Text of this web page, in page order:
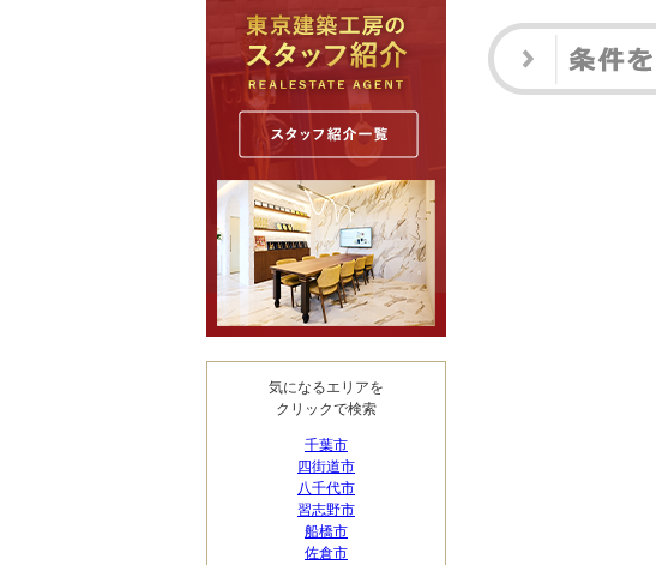
気になるエリアを
クリックで検索
千葉市
四街道市
八千代市
習志野市
船橋市
佐倉市